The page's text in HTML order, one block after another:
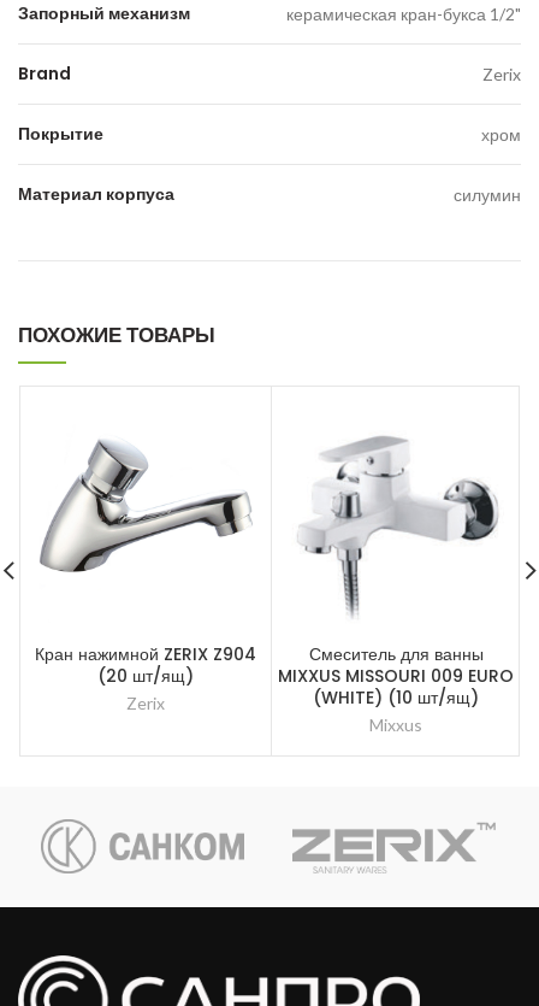
Запорный механизм керамическая кран-букса 1/2"
Brand Zerix
Покрытие хром
Материал корпуса силумин
ПОХОЖИЕ ТОВАРЫ
Кран нажимной ZERIX Z904
(20 шт/ящ)
Zerix
Смеситель для ванны
MIXXUS MISSOURI 009 EURO
(WHITE) (10 шт/ящ)
Mixxus